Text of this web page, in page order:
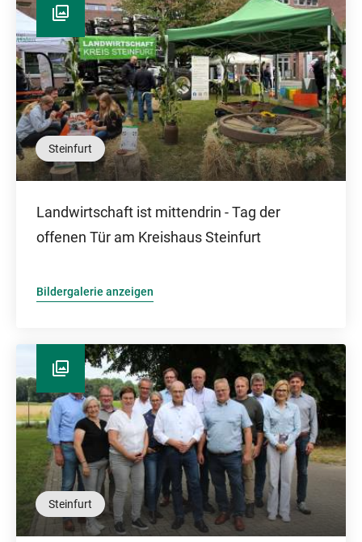
Steinfurt
Landwirtschaft ist mittendrin - Tag der
offenen Tür am Kreishaus Steinfurt
Bildergalerie anzeigen
Steinfurt